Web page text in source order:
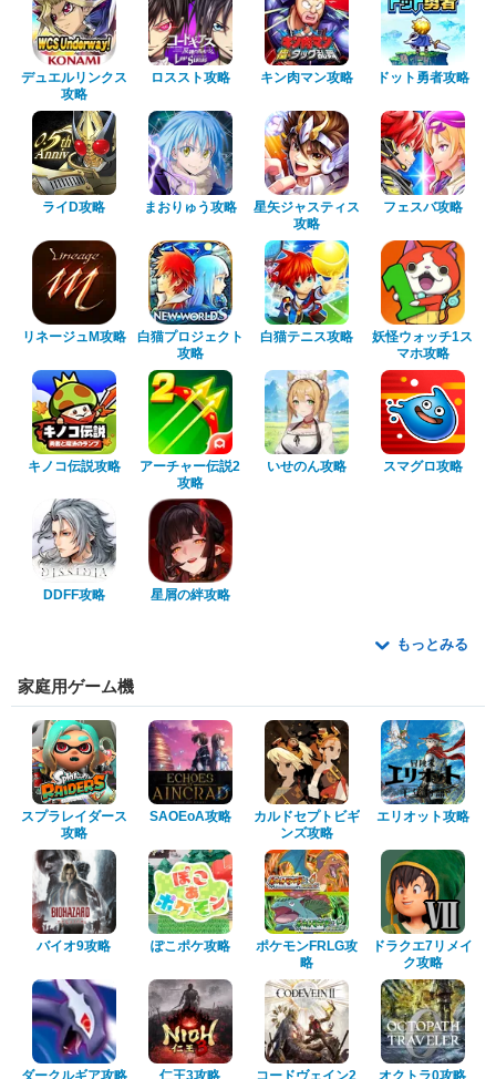
デュエルリンクス
攻略
ロススト攻略 キン肉マン攻略 ドット勇者攻略
ライD攻略 まおりゅう攻略
星矢ジャスティス
攻略
フェスバ攻略
リネージュM攻略
白猫プロジェクト
攻略
白猫テニス攻略
妖怪ウォッチ1ス
マホ攻略
キノコ伝説攻略
アーチャー伝説2
攻略
いせのん攻略 スマグロ攻略
DDFF攻略 星屑の絆攻略
もっとみる
家庭用ゲーム機
スプラレイダース
攻略
SAOEoA攻略
カルドセプトビギ
ンズ攻略
エリオット攻略
バイオ9攻略 ぽこポケ攻略
ポケモンFRLG攻
略
ドラクエ7リメイ
ク攻略
ダークルギア攻略 仁王3攻略
コードヴェイン2
オクトラ0攻略